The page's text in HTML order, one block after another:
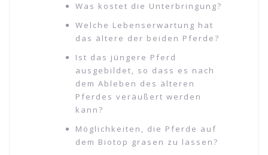
Was kostet die Unterbringung?
Welche Lebenserwartung hat
das ältere der beiden Pferde?
Ist das jüngere Pferd
ausgebildet, so dass es nach
dem Ableben des älteren
Pferdes veräußert werden
kann?
Möglichkeiten, die Pferde auf
dem Biotop grasen zu lassen?